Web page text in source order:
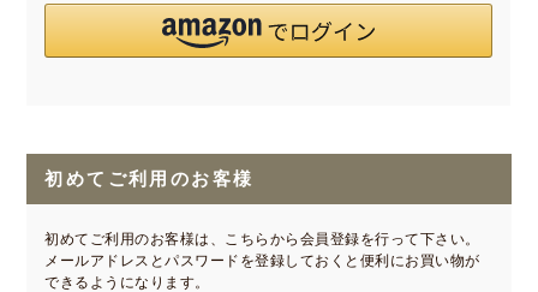
初めてご利用のお客様
初めてご利用のお客様は、こちらから会員登録を行って下さい。
メールアドレスとパスワードを登録しておくと便利にお買い物が
できるようになります。